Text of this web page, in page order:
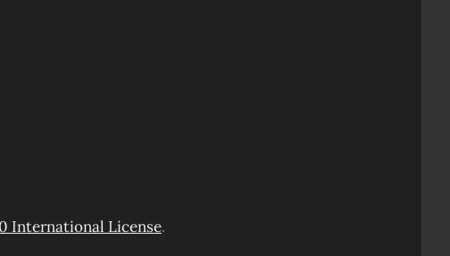
International License.